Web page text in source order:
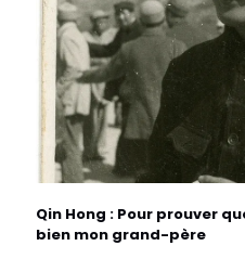
Qin Hong : Pour prouver
bien mon grand-père